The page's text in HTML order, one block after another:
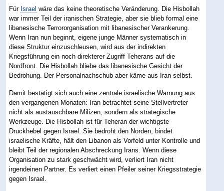
Für Israel wäre das keine theoretische Veränderung. Die Hisbollah
war immer Teil der iranischen Strategie, aber sie blieb formal eine
libanesische Terrororganisation mit libanesischer Verankerung.
Wenn Iran nun beginnt, eigene junge Männer systematisch in
diese Struktur einzuschleusen, wird aus der indirekten
Kriegsführung ein noch direkterer Zugriff Teherans auf die
Nordfront. Die Hisbollah bliebe das libanesische Gesicht der
Bedrohung. Der Personalnachschub aber käme aus Iran selbst.
Damit bestätigt sich auch eine zentrale israelische Warnung aus
den vergangenen Monaten: Iran betrachtet seine Stellvertreter
nicht als austauschbare Milizen, sondern als strategische
Werkzeuge. Die Hisbollah ist für Teheran der wichtigste
Druckhebel gegen Israel. Sie bedroht den Norden, bindet
israelische Kräfte, hält den Libanon als Vorfeld unter Kontrolle und
bleibt Teil der regionalen Abschreckung Irans. Wenn diese
Organisation zu stark geschwächt wird, verliert Iran nicht
irgendeinen Partner. Es verliert einen Pfeiler seiner Kriegsstrategie
gegen Israel.